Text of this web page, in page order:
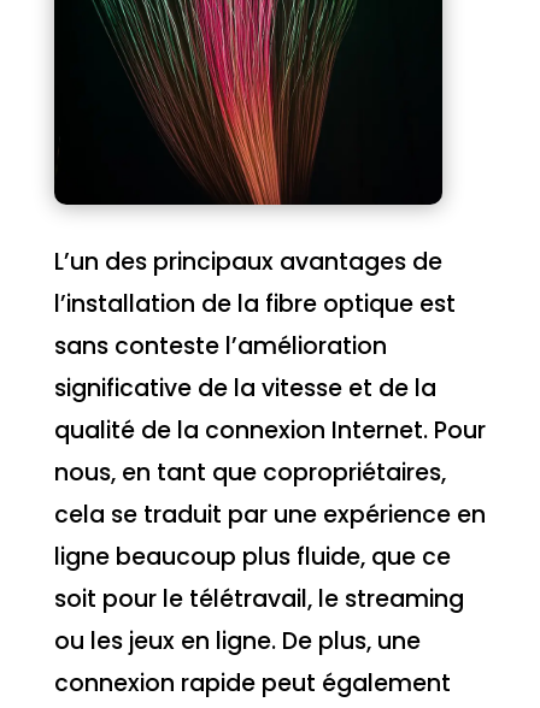
L’un des principaux avantages de
l’installation de la fibre optique est
sans conteste l’amélioration
significative de la vitesse et de la
qualité de la connexion Internet. Pour
nous, en tant que copropriétaires,
cela se traduit par une expérience en
ligne beaucoup plus fluide, que ce
soit pour le télétravail, le streaming
ou les jeux en ligne. De plus, une
connexion rapide peut également